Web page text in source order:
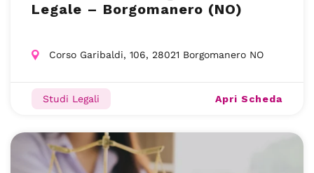
Legale – Borgomanero (NO)
Corso Garibaldi, 106, 28021 Borgomanero NO
Studi Legali Apri Scheda